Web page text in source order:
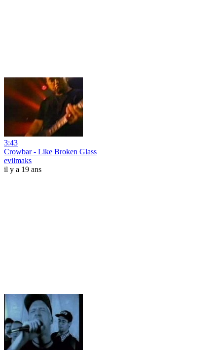
3:43
Crowbar - Like Broken Glass
evilmaks
il y a 19 ans